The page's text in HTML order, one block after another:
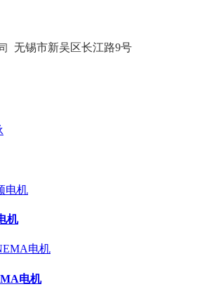
无锡市新吴区长江路9号
机
电机